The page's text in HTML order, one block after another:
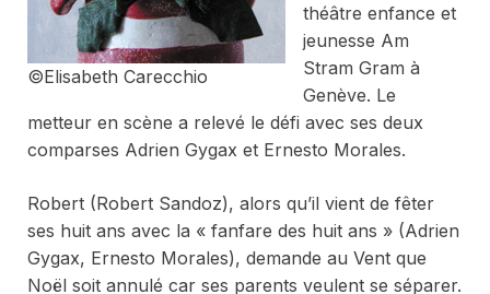
©Elisabeth Carecchio
théâtre enfance et
jeunesse Am
Stram Gram à
Genève. Le
metteur en scène a relevé le défi avec ses deux
comparses Adrien Gygax et Ernesto Morales.
Robert (Robert Sandoz), alors qu’il vient de fêter
ses huit ans avec la « fanfare des huit ans » (Adrien
Gygax, Ernesto Morales), demande au Vent que
Noël soit annulé car ses parents veulent se séparer.